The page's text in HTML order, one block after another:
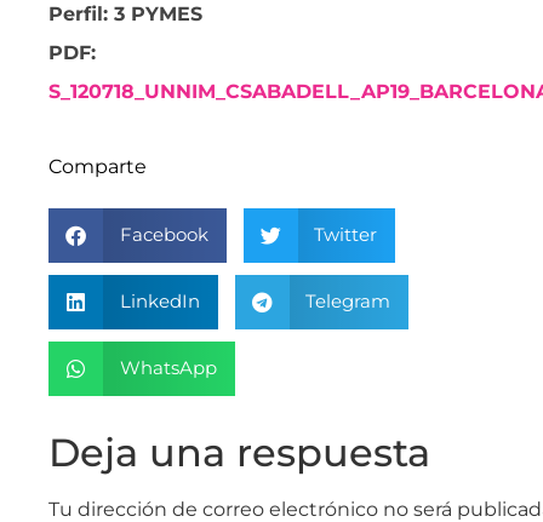
Perfil: 3 PYMES
PDF:
Comparte
Facebook Twitter
LinkedIn Telegram
WhatsApp
Deja una respuesta
Tu dirección de correo electrónico no será